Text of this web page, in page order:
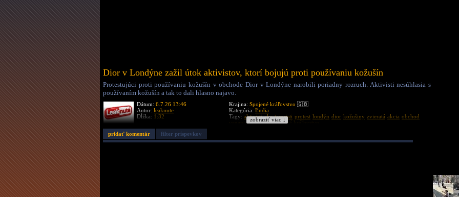
Dior v Londýne zažil útok aktivistov, ktorí bojujú proti používaniu kožušín
Protestujúci proti používaniu kožušín v obchode Dior v Londýne narobili poriadny rozruch. Aktivisti nesúhlasia s
používaním kožušín a tak to dali hlasno najavo.
Dátum: 6.7.26 13:46
Autor: leaknute
Dĺžka: 1:32
Krajina: Spojené kráľovstvo 🇬🇧
Kategória: Ľudia
Tagy: aktivisti eko teroristi protest londýn dior kožušiny zvieratá akcia obchod
veganizmus zasah spojené kráľovstvo
zobraziť viac ↓
pridať komentár filter príspevkov